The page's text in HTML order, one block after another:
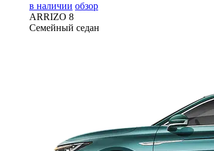
в наличии обзор
ARRIZO 8
Семейный седан